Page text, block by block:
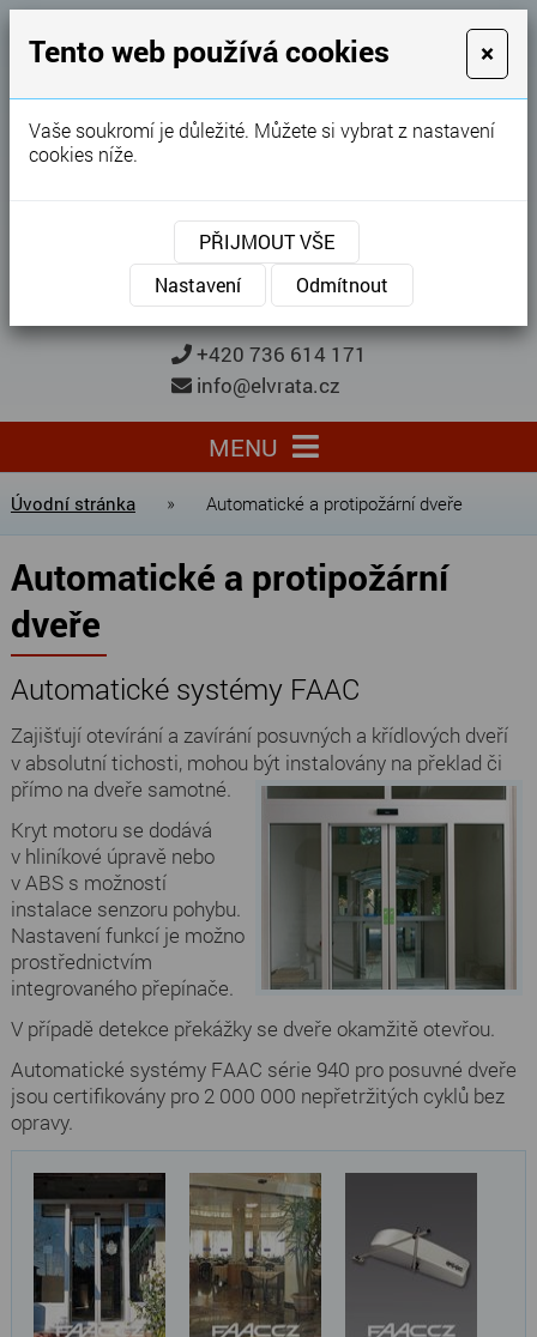
GARÁŽOVÁ VRATA
Karel Procházka
Garážová vrata, brány, ploty ...
Kontaktujte nás
KONTAKTUJTE NÁS
+420 736 614 171
info@elvrata.cz
MENU
Úvodní stránka » Automatické a protipožární dveře
Automatické a protipožární
dveře
Automatické systémy FAAC
Zajišťují otevírání a zavírání posuvných a křídlových dveří
v absolutní tichosti, mohou být instalovány na překlad či
přímo na dveře samotné.
Kryt motoru se dodává
v hliníkové úpravě nebo
v ABS s možností
instalace senzoru pohybu.
Nastavení funkcí je možno
prostřednictvím
integrovaného přepínače.
V případě detekce překážky se dveře okamžitě otevřou.
Automatické systémy FAAC série 940 pro posuvné dveře
jsou certifikovány pro 2 000 000 nepřetržitých cyklů bez
opravy.
Tento web používá cookies ×
Vaše soukromí je důležité. Můžete si vybrat z nastavení
cookies níže.
PŘIJMOUT VŠE
Nastavení
Odmítnout